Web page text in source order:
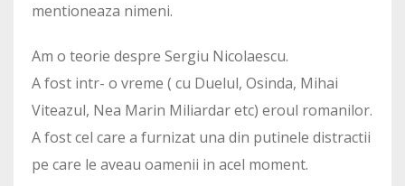
mentioneaza nimeni.
Am o teorie despre Sergiu Nicolaescu.
A fost intr- o vreme ( cu Duelul, Osinda, Mihai
Viteazul, Nea Marin Miliardar etc) eroul romanilor.
A fost cel care a furnizat una din putinele distractii
pe care le aveau oamenii in acel moment.